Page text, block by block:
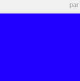
par